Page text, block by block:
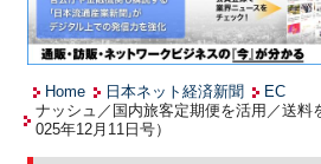
Home 日本ネット経済新聞
EC
ナッシュ／国内旅客定期便を活用／送料
025年12月11日号）